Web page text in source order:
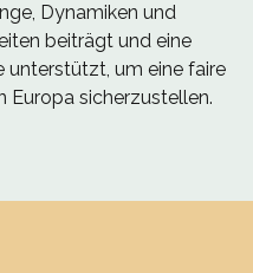
Dynamiken und
beiträgt und eine
unterstützt, um eine faire
Europa sicherzustellen.